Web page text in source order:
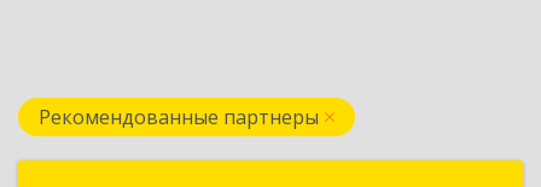
Рекомендованные партнеры